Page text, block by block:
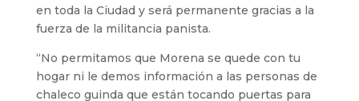
en toda la Ciudad y será permanente gracias a la
fuerza de la militancia panista.
“No permitamos que Morena se quede con tu
hogar ni le demos información a las personas de
chaleco guinda que están tocando puertas para